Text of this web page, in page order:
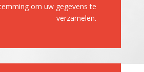
om uw gegevens te
verzamelen.